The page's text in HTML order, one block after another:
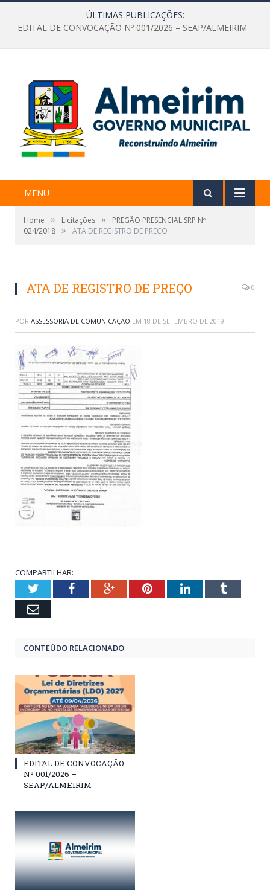
ÚLTIMAS PUBLICAÇÕES:
EDITAL DE CONVOCAÇÃO Nº 001/2026 – SEAP/ALMEIRIM
MENU
Home » Licitações »
PREGÃO PRESENCIAL SRP Nº
024/2018 » ATA DE REGISTRO DE PREÇO
ATA DE REGISTRO DE PREÇO 0
POR ASSESSORIA DE COMUNICAÇÃO EM 18 DE SETEMBRO DE 2019
COMPARTILHAR:
TwitterFacebookGoogle+PinterestLinkedInTumblr
Email
CONTEÚDO RELACIONADO
EDITAL DE CONVOCAÇÃO
Nº 001/2026 –
SEAP/ALMEIRIM